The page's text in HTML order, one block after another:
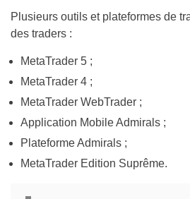
Plusieurs outils et plateformes de
des traders :
MetaTrader 5 ;
MetaTrader 4 ;
MetaTrader WebTrader ;
Application Mobile Admirals ;
Plateforme Admirals ;
MetaTrader Edition Suprême.